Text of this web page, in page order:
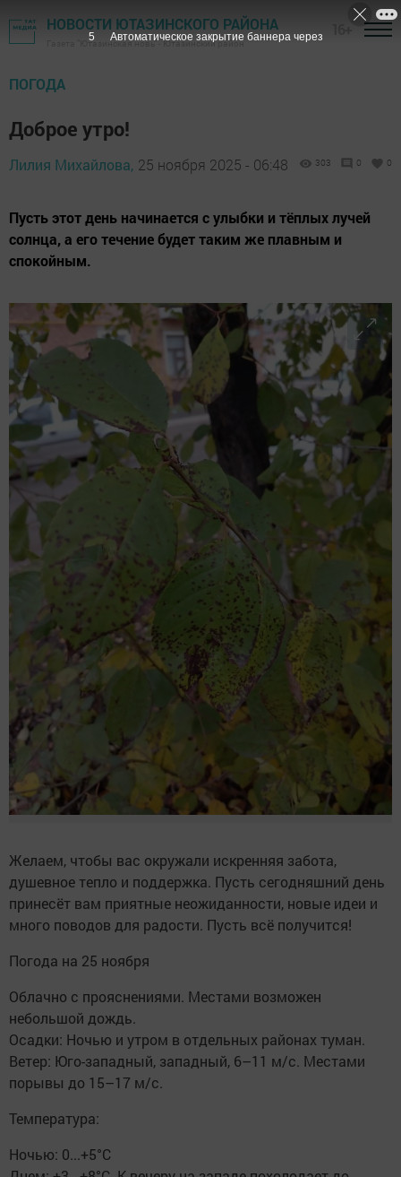
НОВОСТИ ЮТАЗИНСКОГО РАЙОНА
Газета "Ютазинская новь" - Ютазинский район
ПОГОДА
Доброе утро!
Лилия Михайлова, 25 ноября 2025 - 06:48 303 0 0
Пусть этот день начинается с улыбки и тёплых лучей
солнца, а его течение будет таким же плавным и
спокойным.
Желаем, чтобы вас окружали искренняя забота,
душевное тепло и поддержка. Пусть сегодняшний день
принесёт вам приятные неожиданности, новые идеи и
много поводов для радости. Пусть всё получится!
Погода на 25 ноября
Облачно с прояснениями. Местами возможен
небольшой дождь.
Осадки: Ночью и утром в отдельных районах туман.
Ветер: Юго-западный, западный, 6–11 м/с. Местами
порывы до 15–17 м/с.
Температура:
Ночью: 0...+5°C
3 Автоматическое закрытие баннера через